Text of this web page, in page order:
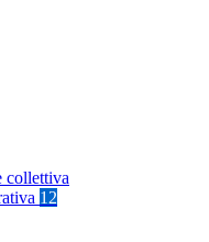
collettiva
12